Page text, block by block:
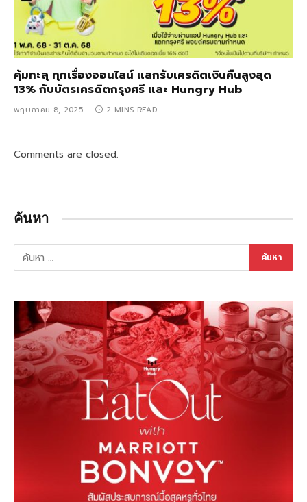
คุ้มทะลุ ทุกเรื่องออนไลน์ แลกรับเครดิตเงินคืนสูงสุด
13% กับบัตรเครดิตกรุงศรี และ Hungry Hub
พฤษภาคม 8, 2025 2 MINS READ
Comments are closed.
ค้นหา